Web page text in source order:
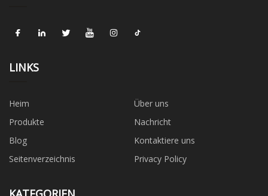
LINKS
Heim
Über uns
Produkte
Nachricht
Blog
Kontaktiere uns
Seitenverzeichnis
Privacy Policy